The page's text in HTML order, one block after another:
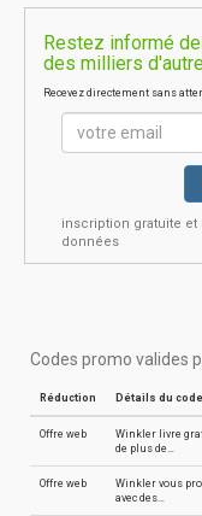
Restez informé
des milliers
Recevez directement sans
inscription gratuite
données
Codes promo valides
Réduction Détails du code
Offre web
Winkler livre
de plus de…
Offre web
Winkler vous
avec des…